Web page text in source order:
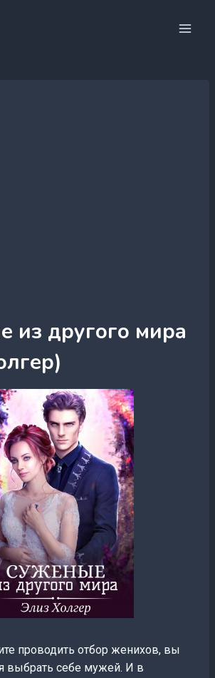
из другого мира
проводить отбор женихов, вы
выбрать себе мужей. И в